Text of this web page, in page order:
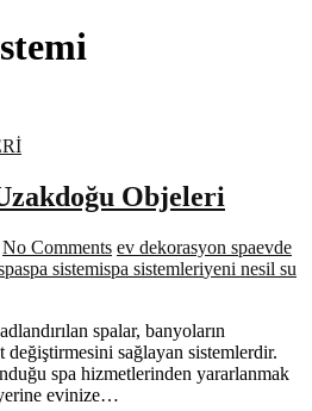
Objeleri
No Comments ev dekorasyon spaevde
spa sistemispa sistemleriyeni nesil su
spalar, banyoların
değiştirmesini sağlayan sistemlerdir.
spa hizmetlerinden yararlanmak
evinize…